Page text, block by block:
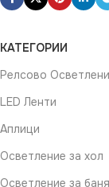
КАТЕГОРИИ
Релсово
LED Ленти
Аплици
Осветление за хол
Осветление за баня